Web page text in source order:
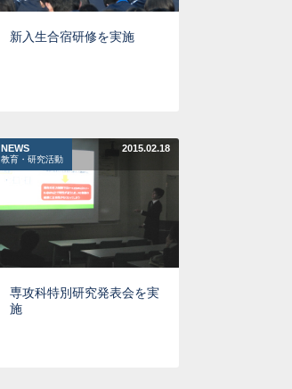
新入生合宿研修を実施
NEWS
教育・研究活動
2015.02.18
専攻科特別研究発表会を実
施